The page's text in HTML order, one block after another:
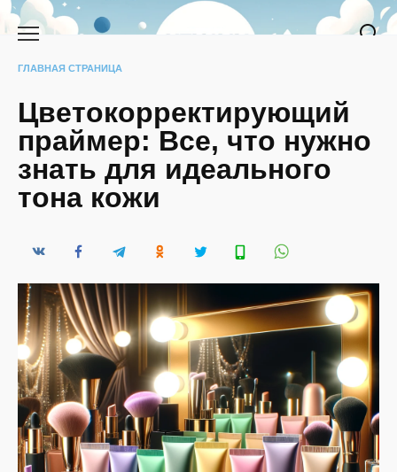
Перейти
ГЛАВНАЯ СТРАНИЦА
Цветокорректирующий
праймер: Все, что нужно
знать для идеального
тона кожи